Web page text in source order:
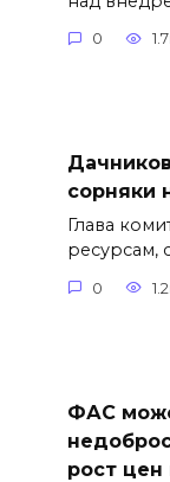
0
сорняки
Глава
ресурсам,
0
ФАС
рост